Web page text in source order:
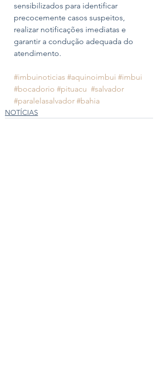
sensibilizados para identificar
precocemente casos suspeitos,
realizar notificações imediatas e
garantir a condução adequada do
atendimento.
#imbuinoticias #aquinoimbui #imbui
#bocadorio #pituacu #salvador
#paralelasalvador #bahia
NOTÍCIAS